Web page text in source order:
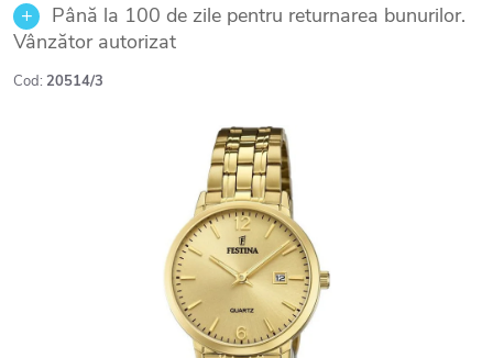
Până la 100 de zile pentru returnarea bunurilor.
Vânzător autorizat
Cod: 20514/3